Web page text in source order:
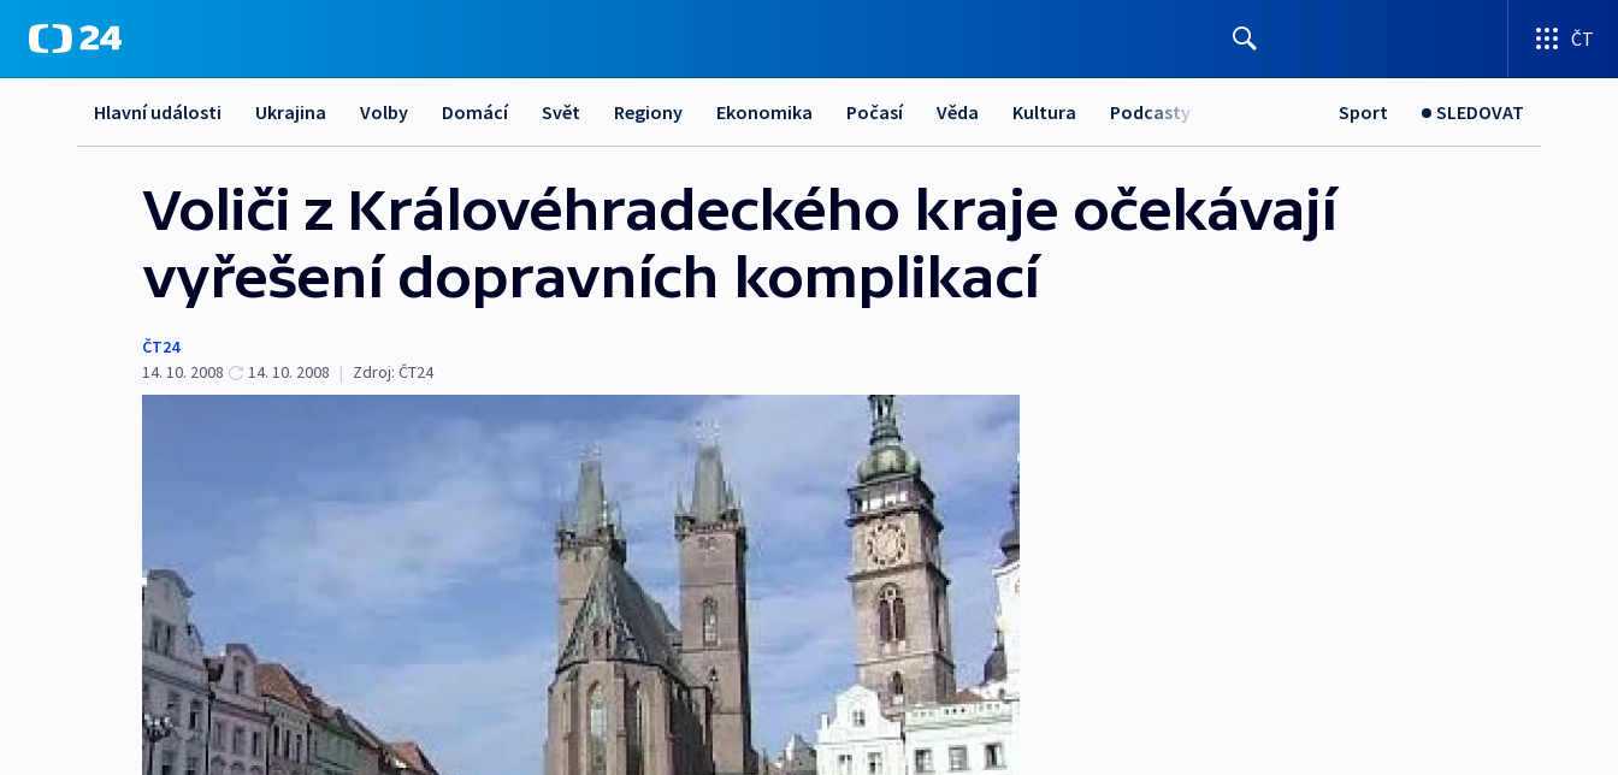
ČT
Hlavní události Ukrajina Volby Domácí Svět Regiony Ekonomika Počasí Věda Kultura Podcasty Sport SLEDOVAT
Voliči z Královéhradeckého kraje očekávají
vyřešení dopravních komplikací
ČT24
14. 10. 2008
14. 10. 2008 | Zdroj: ČT24